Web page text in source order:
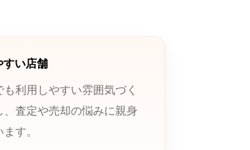
すい店舗
利用しやすい雰囲気づく
、査定や売却の悩みに親身
す。